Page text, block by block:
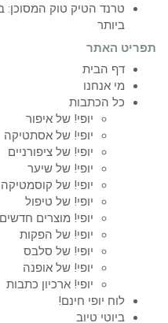
טרנד הטיק טוק המסוכן:
ביותר
תפריט האתר
דף הבית
מי אנחנו
כל הכתבות
יופי! של איפור
יופי! של אסתטיקה
יופי! של ציפורניים
יופי! של שיער
יופי! של קוסמטיקה
יופי! של טיפול
יופי! מוצרים חדשים
יופי! של הפקות
יופי! של סלבס
יופי! של אופנה
יופי! ארכיון כתבות
לוח יופי חינם!
ביוטי טיוב